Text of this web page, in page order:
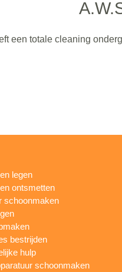
een totale cleaning
legen
ontsmetten
schoonmaken
bestrijden
hulp
schoonmaken